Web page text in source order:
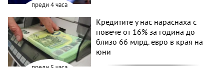
преди 4 часа
Кредитите у нас нараснаха с
повече от 16% за година до
близо 66 млрд. евро в края на
юни